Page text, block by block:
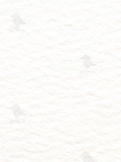
content